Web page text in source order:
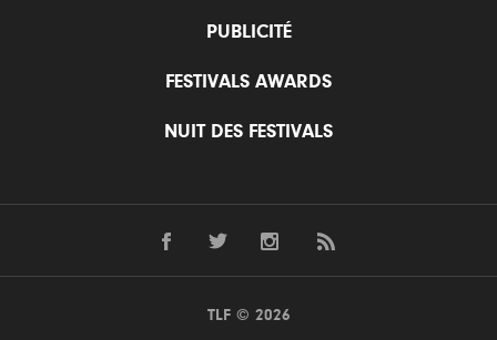
PUBLICITÉ
FESTIVALS AWARDS
NUIT DES FESTIVALS
TLF © 2026